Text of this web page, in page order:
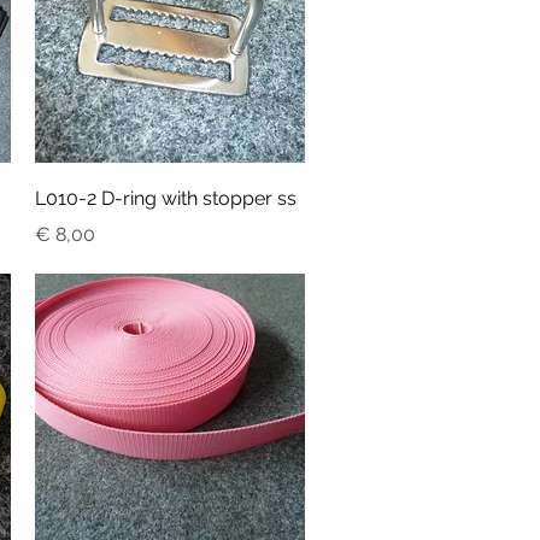
Snel overzicht
L010-2 D-ring with stopper ss
Prijs
€ 8,00